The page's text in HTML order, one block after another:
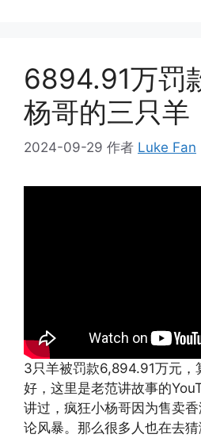
6894.91万罚
杨哥的三只羊
2024-09-29 作者 Luke Fan
3只羊被罚款6,894.91万元，
好，这里是老范讲故事的
讲过，疯狂小杨哥因为售卖
论风暴。那么很多人也在去